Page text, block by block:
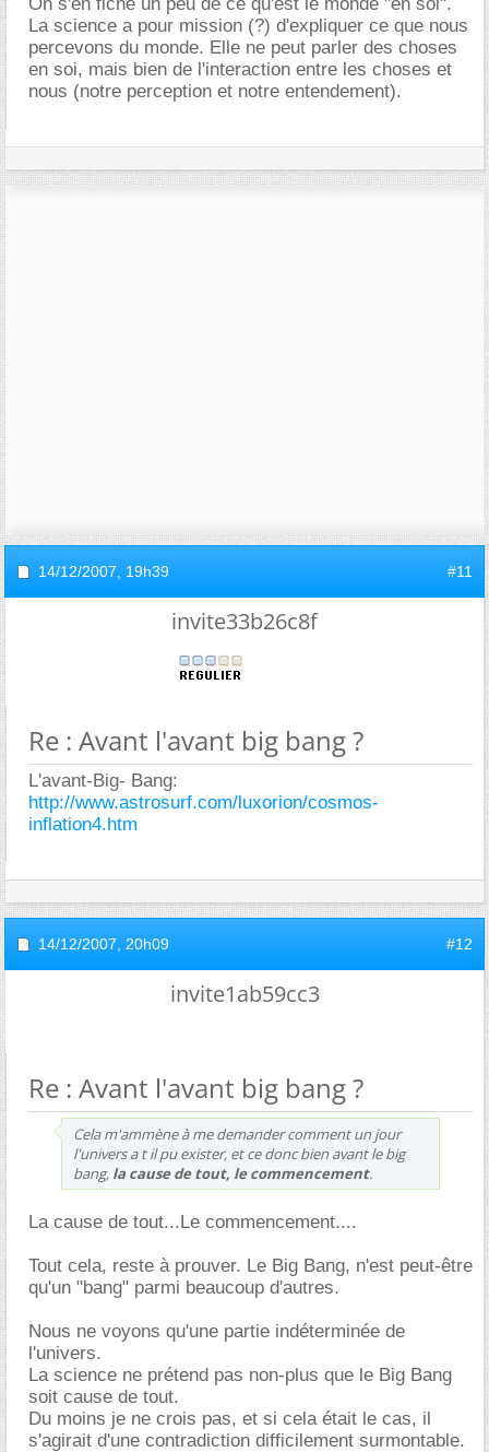
La science a pour mission (?) d'expliquer ce que nous
percevons du monde. Elle ne peut parler des choses
en soi, mais bien de l'interaction entre les choses et
nous (notre perception et notre entendement).
14/12/2007, 19h39 #11
invite33b26c8f
Re : Avant l'avant big bang ?
L'avant-Big- Bang:
http://www.astrosurf.com/luxorion/cosmos-
inflation4.htm
14/12/2007, 20h09 #12
invite1ab59cc3
Re : Avant l'avant big bang ?
Cela m'ammène à me demander comment un jour
l'univers a t il pu exister, et ce donc bien avant le big
bang, la cause de tout, le commencement.
La cause de tout...Le commencement....
Tout cela, reste à prouver. Le Big Bang, n'est peut-être
qu'un "bang" parmi beaucoup d'autres.
Nous ne voyons qu'une partie indéterminée de
l'univers.
La science ne prétend pas non-plus que le Big Bang
soit cause de tout.
Du moins je ne crois pas, et si cela était le cas, il
s'agirait d'une contradiction difficilement surmontable.